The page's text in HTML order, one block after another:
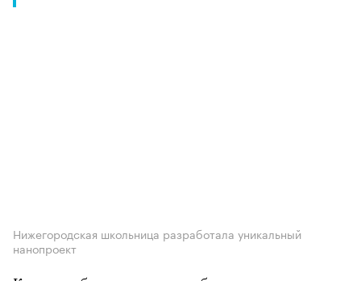
Нижегородская школьница разработала уникальный
нанопроект